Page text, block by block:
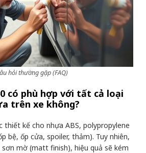
hỏi thường gặp (FAQ)
có phù hợp với tất cả loại
trên xe không?
thiết kế cho nhựa ABS, polypropylene
bệ, ốp cửa, spoiler, thảm). Tuy nhiên,
mờ (matt finish), hiệu quả sẽ kém